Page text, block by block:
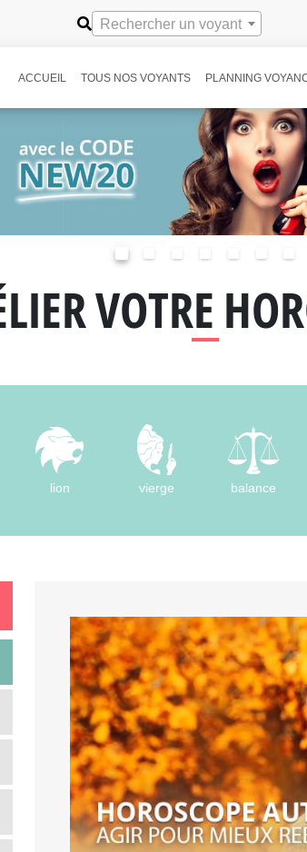
Rechercher un voyant
ACCUEIL TOUS NOS VOYANTS PLANNING
VOTRE
lion vierge balance